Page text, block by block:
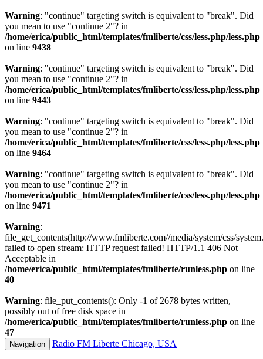
Warning: "continue" targeting switch is equivalent to "break". Did
you mean to use "continue 2"? in
/home/erica/public_html/templates/fmliberte/css/less.php/less.php
on line 9438
Warning: "continue" targeting switch is equivalent to "break". Did
you mean to use "continue 2"? in
/home/erica/public_html/templates/fmliberte/css/less.php/less.php
on line 9443
Warning: "continue" targeting switch is equivalent to "break". Did
you mean to use "continue 2"? in
/home/erica/public_html/templates/fmliberte/css/less.php/less.php
on line 9464
Warning: "continue" targeting switch is equivalent to "break". Did
you mean to use "continue 2"? in
/home/erica/public_html/templates/fmliberte/css/less.php/less.php
on line 9471
Warning:
file_get_contents(http://www.fmliberte.com//media/system/css/
failed to open stream: HTTP request failed! HTTP/1.1 406 Not
Acceptable in
/home/erica/public_html/templates/fmliberte/runless.php on line
40
Warning: file_put_contents(): Only -1 of 2678 bytes written,
possibly out of free disk space in
/home/erica/public_html/templates/fmliberte/runless.php on line
47
Navigation Radio FM Liberte Chicago, USA